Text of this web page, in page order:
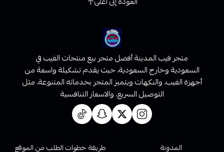
متجر فيب المدينة أفضل متجر بيع منتجات الفيب في
السعودية وخارج السعودية، حيث يقدم تشكيلة واسعة من
أجهزة الفيب، والنكهات ويتميز المتجر بخدماته المتنوعة، مثل
التوصيل السريع، والاسعار التنافسية
المدونة
طريقة خطوات الطلب من الموقع